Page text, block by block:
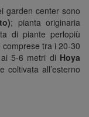
garden center sono
; pianta originaria
di piante perlopiù
tra i 20-30
5-6 metri di Hoya
coltivata all’esterno